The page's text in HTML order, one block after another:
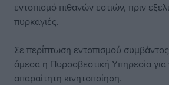
εντοπισμό πιθανών εστιών, πριν
πυρκαγιές.
Σε περίπτωση εντοπισμού
άμεσα η Πυροσβεστική Υπηρεσία
απαραίτητη κινητοποίηση.